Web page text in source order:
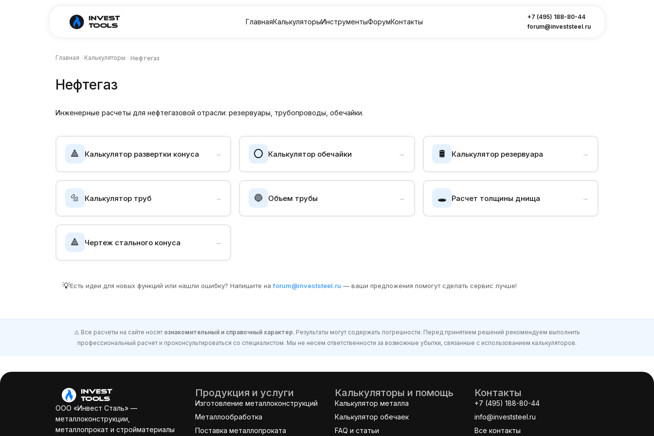
ГлавнаяКалькуляторыИнструментыФорумКонтакты
+7 (495) 188-80-44
forum@investsteel.ru
Главная Калькуляторы Нефтегаз
Нефтегаз
Инженерные расчеты для нефтегазовой отрасли: резервуары, трубопроводы, обечайки.
🔺 Калькулятор развертки конуса → ⭕ Калькулятор обечайки → 🛢️ Калькулятор резервуара →
🔩 Калькулятор труб → 🔵 Объем трубы → 🕳️ Расчет толщины днища →
🔺 Чертеж стального конуса →
💡Есть идеи для новых функций или нашли ошибку? Напишите на forum@investsteel.ru — ваши предложения помогут сделать сервис лучше!
⚠️ Все расчеты на сайте носят ознакомительный и справочный характер. Результаты могут содержать погрешности. Перед принятием решений рекомендуем выполнить
профессиональный расчет и проконсультироваться со специалистом. Мы не несем ответственности за возможные убытки, связанные с использованием калькуляторов.
ООО «Инвест Сталь» —
металлоконструкции,
металлопрокат и стройматериалы
Продукция и услуги
Изготовление металлоконструкций
Металлообработка
Поставка металлопроката
Калькуляторы и помощь
Калькулятор металла
Калькулятор обечаек
FAQ и статьи
Контакты
+7 (495) 188-80-44
info@investsteel.ru
Все контакты